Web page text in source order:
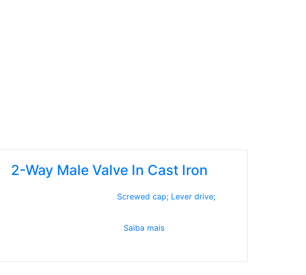
2-Way Male Valve In Cast Iron
Screwed cap; Lever drive;
Saiba mais